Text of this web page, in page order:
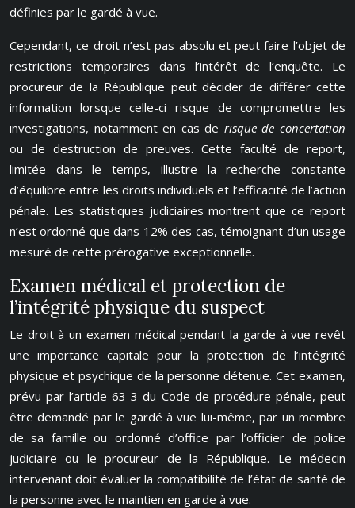
définies par le gardé à vue.
Cependant, ce droit n’est pas absolu et peut faire l’objet de
restrictions temporaires dans l’intérêt de l’enquête. Le
procureur de la République peut décider de différer cette
information lorsque celle-ci risque de compromettre les
investigations, notamment en cas de risque de concertation
ou de destruction de preuves. Cette faculté de report,
limitée dans le temps, illustre la recherche constante
d’équilibre entre les droits individuels et l’efficacité de l’action
pénale. Les statistiques judiciaires montrent que ce report
n’est ordonné que dans 12% des cas, témoignant d’un usage
mesuré de cette prérogative exceptionnelle.
Examen médical et protection de
l’intégrité physique du suspect
Le droit à un examen médical pendant la garde à vue revêt
une importance capitale pour la protection de l’intégrité
physique et psychique de la personne détenue. Cet examen,
prévu par l’article 63-3 du Code de procédure pénale, peut
être demandé par le gardé à vue lui-même, par un membre
de sa famille ou ordonné d’office par l’officier de police
judiciaire ou le procureur de la République. Le médecin
intervenant doit évaluer la compatibilité de l’état de santé de
la personne avec le maintien en garde à vue.